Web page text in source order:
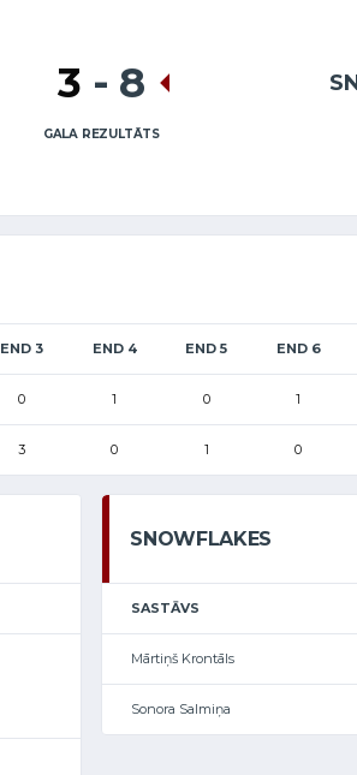
3 - 8
GALA REZULTĀTS
END 3 END 4 END 5 END 6
0 1 0 1
3 0 1 0
SNOWFLAKES
SASTĀVS
Mārtiņš Krontāls
Sonora Salmiņa